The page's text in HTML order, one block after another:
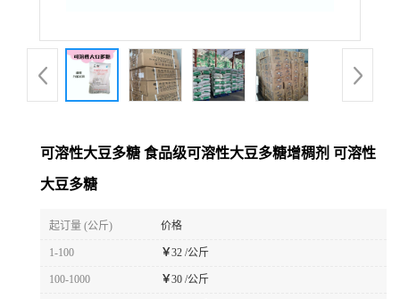
可溶性大豆多糖 食品级可溶性大豆多糖增稠剂 可溶性
大豆多糖
起订量 (公斤) 价格
1-100 ￥32 /公斤
100-1000 ￥30 /公斤